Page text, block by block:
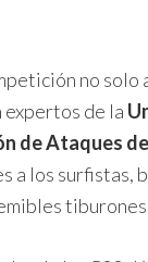
no solo
de la
de Ataques
a los surfistas,